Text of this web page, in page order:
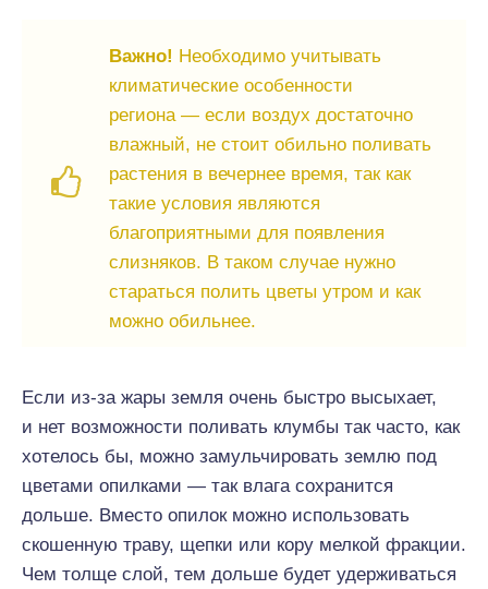
Важно! Необходимо учитывать
климатические особенности
региона — если воздух достаточно
влажный, не стоит обильно поливать
растения в вечернее время, так как
такие условия являются
благоприятными для появления
слизняков. В таком случае нужно
стараться полить цветы утром и как
можно обильнее.
Если из-за жары земля очень быстро высыхает,
и нет возможности поливать клумбы так часто, как
хотелось бы, можно замульчировать землю под
цветами опилками — так влага сохранится
дольше. Вместо опилок можно использовать
скошенную траву, щепки или кору мелкой фракции.
Чем толще слой, тем дольше будет удерживаться